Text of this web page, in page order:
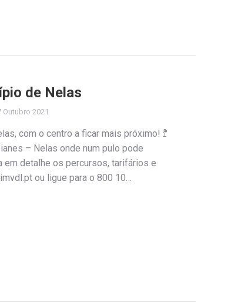
de Nelas
Outubro 2021
com o centro a ficar mais próximo! 🚏
– Nelas onde num pulo pode
em detalhe os percursos, tarifários e
ou ligue para o 800 10…